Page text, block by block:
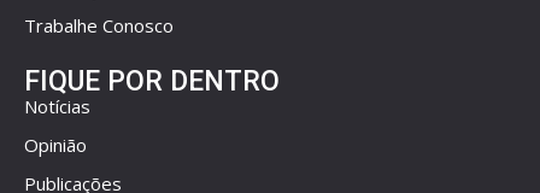
Trabalhe Conosco
FIQUE POR DENTRO
Notícias
Opinião
Publicações